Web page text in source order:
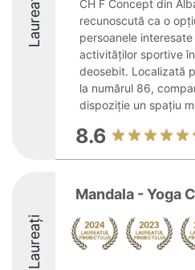
Laureați
CH F Concept din
recunoscută ca o
persoanele
activităților sportive
deosebit. Localizată
la numărul 86,
dispoziție un spațiu
8.6
Laureați
Mandala - Yoga